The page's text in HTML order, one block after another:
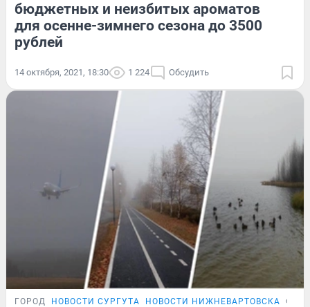
бюджетных и неизбитых ароматов
для осенне-зимнего сезона до 3500
рублей
14 октября, 2021, 18:30 1 224 Обсудить
ГОРОД НОВОСТИ СУРГУТА НОВОСТИ НИЖНЕВАРТОВСКА